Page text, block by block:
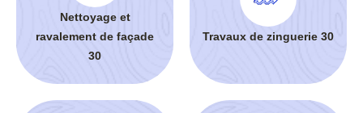
Nettoyage et
ravalement de façade
30
Travaux de zinguerie 30